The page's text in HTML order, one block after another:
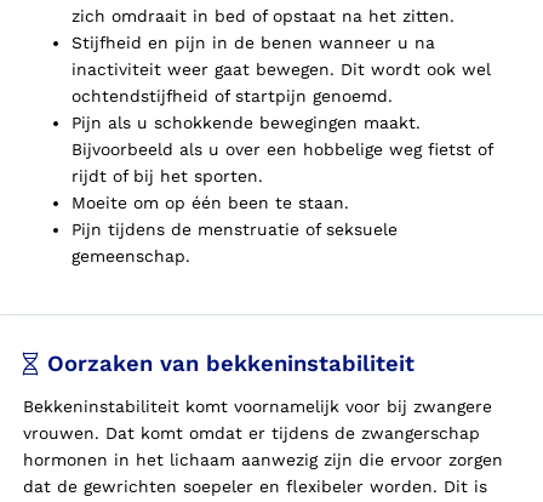
zich omdraait in bed of opstaat na het zitten.
Stijfheid en pijn in de benen wanneer u na
inactiviteit weer gaat bewegen. Dit wordt ook wel
ochtendstijfheid of startpijn genoemd.
Pijn als u schokkende bewegingen maakt.
Bijvoorbeeld als u over een hobbelige weg fietst of
rijdt of bij het sporten.
Moeite om op één been te staan.
Pijn tijdens de menstruatie of seksuele
gemeenschap.
Oorzaken van bekkeninstabiliteit
Bekkeninstabiliteit komt voornamelijk voor bij zwangere
vrouwen. Dat komt omdat er tijdens de zwangerschap
hormonen in het lichaam aanwezig zijn die ervoor zorgen
dat de gewrichten soepeler en flexibeler worden. Dit is